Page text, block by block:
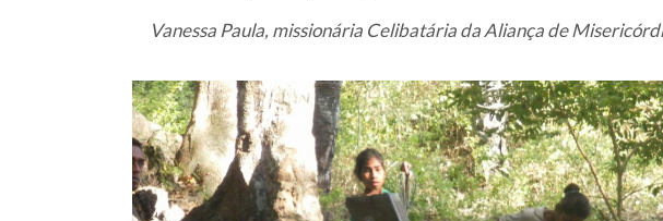
Vanessa Paula, missionária Celibatária da Aliança de